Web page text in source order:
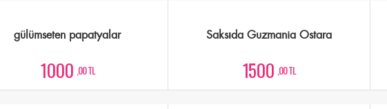
gülümseten papatyalar
1000 ,00 TL
Saksıda Guzmania Ostara
1500 ,00 TL